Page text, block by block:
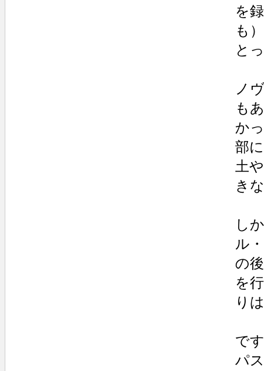
を
も
と
ノ
も
か
部
土
き
し
ル
の
を
り
で
パ